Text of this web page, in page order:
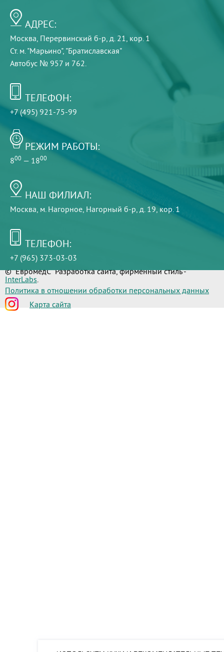
АДРЕС:
Москва, Перервинский б-р, д. 21, кор. 1
Ст. м. "Марьино", "Братиславская"
Автобус № 957 и 762.
ТЕЛЕФОН:
+7 (495) 921-75-99
РЕЖИМ РАБОТЫ:
800 — 1800
НАШ ФИЛИАЛ:
Москва, м. Нагорное, Нагорный б-р, д. 19, кор. 1
ТЕЛЕФОН:
+7 (965) 373-03-03
© "ЕвромедС" Разработка сайта, фирменный стиль -
InterLabs.
Политика в отношении обработки персональных данных
Карта сайта